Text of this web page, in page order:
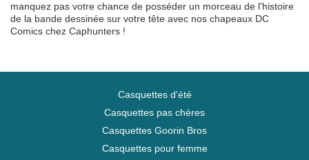
manquez pas votre chance de posséder un morceau de l'histoire
de la bande dessinée sur votre tête avec nos chapeaux DC
Comics chez Caphunters !
Casquettes d'été
Casquettes pas chères
Casquettes Goorin Bros
Casquettes pour femme